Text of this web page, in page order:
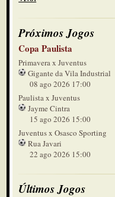
Próximos Jogos
Copa Paulista
Primavera x Juventus
Gigante da Vila Industrial
08 ago 2026 17:00
Paulista x Juventus
Jayme Cintra
15 ago 2026 15:00
Juventus x Osasco Sporting
Rua Javari
22 ago 2026 15:00
Últimos Jogos